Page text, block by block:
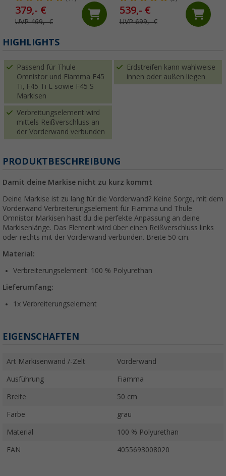
379,- €
UVP 469,- €
Stück)
539,- €
UVP 699,- €
HIGHLIGHTS
Passend für Thule
Omnistor und Fiamma F45
Ti, F45 Ti L sowie F45 S
Markisen
Erdstreifen kann wahlweise
innen oder außen liegen
Verbreitungselement wird
mittels Reißverschluss an
der Vorderwand verbunden
PRODUKTBESCHREIBUNG
Damit deine Markise nicht zu kurz kommt
Deine Markise ist zu lang für die Vorderwand? Keine Sorge, mit dem
Vorderwand Verbreiterungselement für Fiamma und Thule
Omnistor Markisen hast du die perfekte Anpassung an deine
Markisenlänge. Das Element wird über einen Reißverschluss links
oder rechts mit der Vorderwand verbunden. Breite 50 cm.
Material:
Verbreiterungselement: 100 % Polyurethan
Lieferumfang:
1x Verbreiterungselement
EIGENSCHAFTEN
Art Markisenwand /-Zelt Vorderwand
Ausführung Fiamma
Breite 50 cm
Farbe grau
Material 100 % Polyurethan
EAN 4055693008020